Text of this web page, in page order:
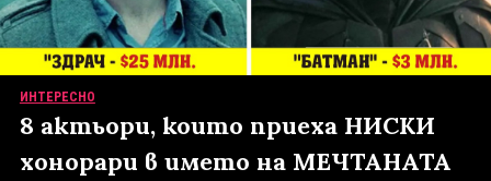
ИНТЕРЕСНО
8 актьори, които приеха НИСКИ
хонорари в името на МЕЧТАНАТА